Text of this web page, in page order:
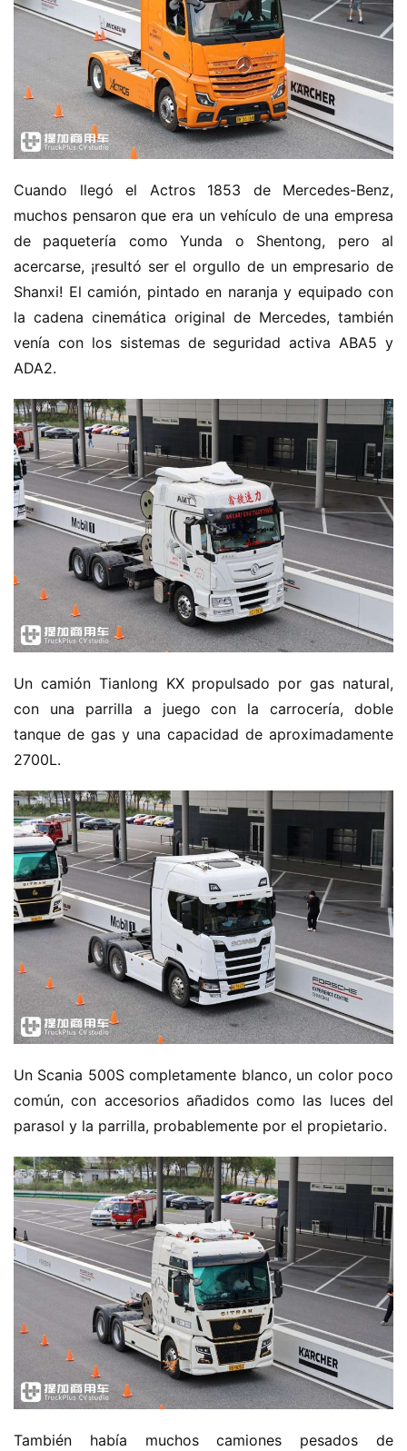
a
n
d
e
n
u
v
a
e
n
e
í
a
Sign in Sign up
Cuando llegó el Actros 1853 de Mercedes-Benz,
muchos pensaron que era un vehículo de una empresa
de paquetería como Yunda o Shentong, pero al
acercarse, ¡resultó ser el orgullo de un empresario de
Shanxi! El camión, pintado en naranja y equipado con
la cadena cinemática original de Mercedes, también
venía con los sistemas de seguridad activa ABA5 y
ADA2.
Un camión Tianlong KX propulsado por gas natural,
con una parrilla a juego con la carrocería, doble
tanque de gas y una capacidad de aproximadamente
2700L.
Un Scania 500S completamente blanco, un color poco
común, con accesorios añadidos como las luces del
parasol y la parrilla, probablemente por el propietario.
También había muchos camiones pesados de